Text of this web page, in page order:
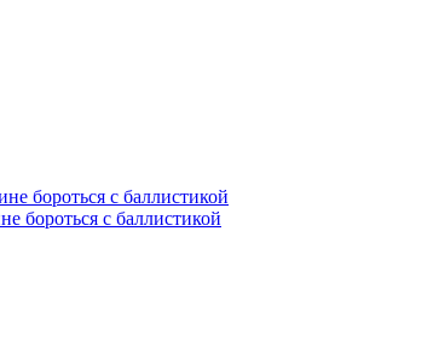
бороться с баллистикой